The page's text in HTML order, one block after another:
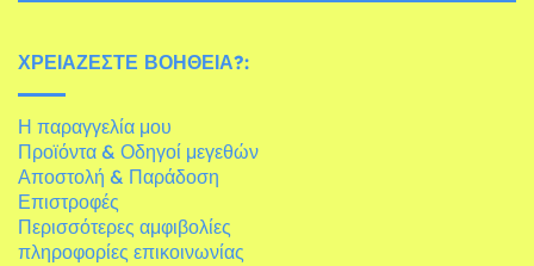
ΧΡΕΙΆΖΕΣΤΕ ΒΟΉΘΕΙΑ?:
Η παραγγελία μου
Προϊόντα & Οδηγοί μεγεθών
Αποστολή & Παράδοση
Επιστροφές
Περισσότερες αμφιβολίες
πληροφορίες επικοινωνίας